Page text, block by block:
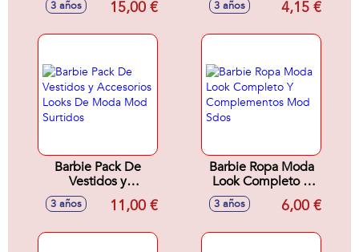
sdos
3 años 15,00 € 3 años 4,15 €
Barbie Pack De
Vestidos y
Accesorios Looks
De Moda Mod
3 años 11,00 €
Barbie Ropa Moda
Look Completo Y
Complementos
Mod Sdos
3 años 6,00 €